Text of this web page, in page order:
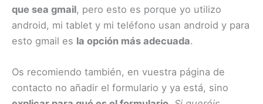
que sea gmail, pero esto es porque yo utilizo
android, mi tablet y mi teléfono usan android y para
esto gmail es la opción más adecuada.
Os recomiendo también, en vuestra página de
contacto no añadir el formulario y ya está, sino